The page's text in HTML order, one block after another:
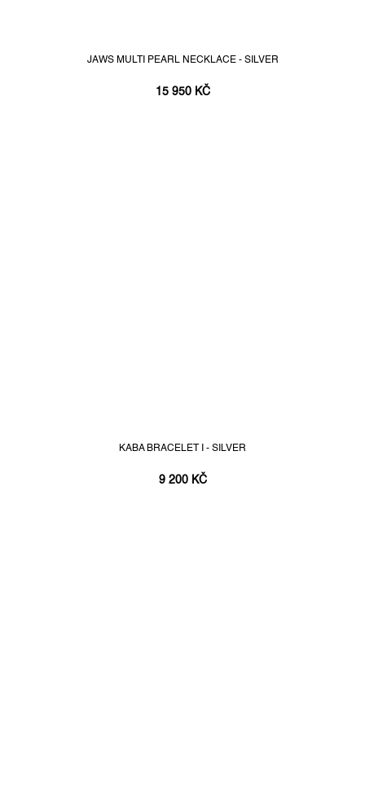
JAWS MULTI PEARL NECKLACE - SILVER
15 950 KČ
KABA BRACELET I - SILVER
9 200 KČ